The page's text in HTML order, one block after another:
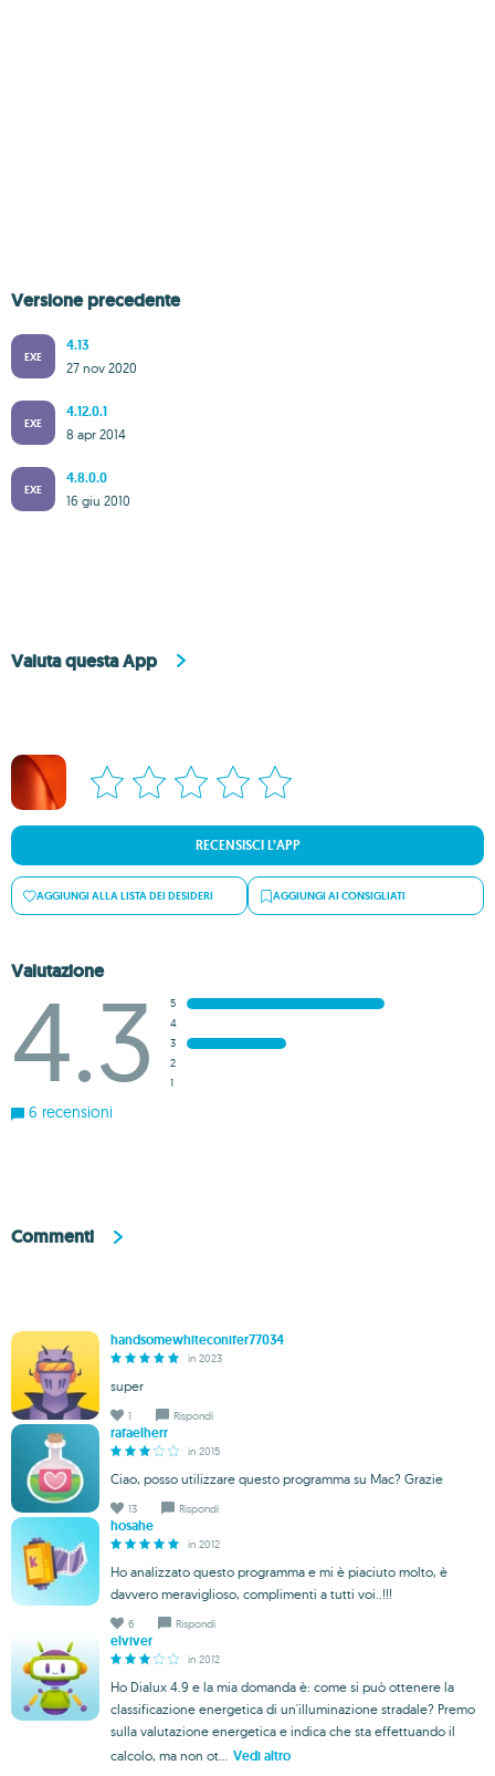
Versione precedente
EXE
4.13
27 nov 2020
EXE
4.12.0.1
8 apr 2014
EXE
4.8.0.0
16 giu 2010
Valuta questa App
RECENSISCI L’APP
AGGIUNGI ALLA LISTA DEI DESIDERI AGGIUNGI AI CONSIGLIATI
Valutazione
4.3
5
4
3
2
1
6 recensioni
Commenti
handsomewhiteconifer77034
in 2023
super
1 Rispondi
rafaelherr
in 2015
Ciao, posso utilizzare questo programma su Mac? Grazie
13 Rispondi
hosahe
in 2012
Ho analizzato questo programma e mi è piaciuto molto, è
davvero meraviglioso, complimenti a tutti voi..!!!
6 Rispondi
elviver
in 2012
Ho Dialux 4.9 e la mia domanda è: come si può ottenere la
classificazione energetica di un'illuminazione stradale? Premo
sulla valutazione energetica e indica che sta effettuando il
calcolo, ma non ot...
Vedi altro